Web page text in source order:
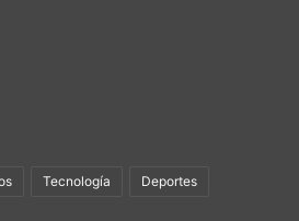
Tecnología Deportes